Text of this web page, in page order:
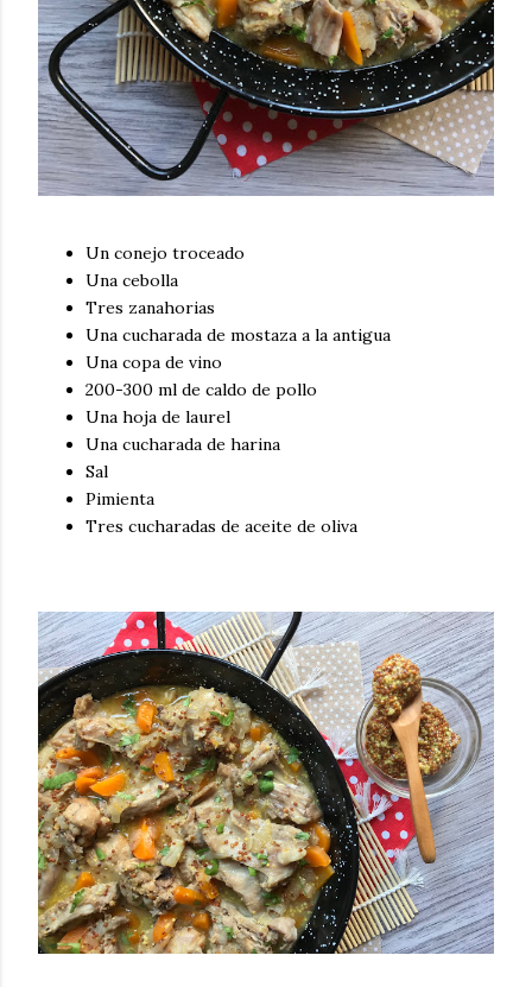
Un conejo troceado
Una cebolla
Tres zanahorias
Una cucharada de mostaza a la antigua
Una copa de vino
200-300 ml de caldo de pollo
Una hoja de laurel
Una cucharada de harina
Sal
Pimienta
Tres cucharadas de aceite de oliva